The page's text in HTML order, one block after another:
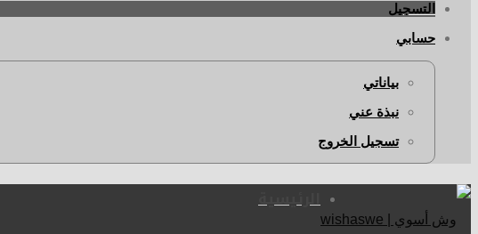
التسجيل
حسابي
بياناتي
نبذة عني
تسجيل الخروج
الرئيسية